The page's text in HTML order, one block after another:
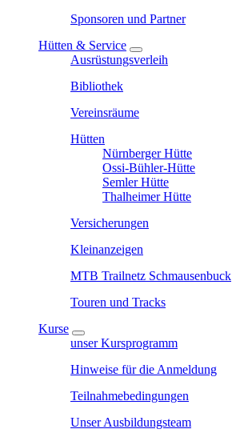
Sponsoren und Partner
Hütten & Service
Ausrüstungsverleih
Bibliothek
Vereinsräume
Hütten
Nürnberger Hütte
Ossi-Bühler-Hütte
Semler Hütte
Thalheimer Hütte
Versicherungen
Kleinanzeigen
MTB Trailnetz Schmausenbuck
Touren und Tracks
Kurse
unser Kursprogramm
Hinweise für die Anmeldung
Teilnahmebedingungen
Unser Ausbildungsteam